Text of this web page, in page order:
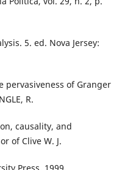
5. ed. Nova Jersey:
pervasiveness of Granger
R.
causality, and
of Clive W. J.